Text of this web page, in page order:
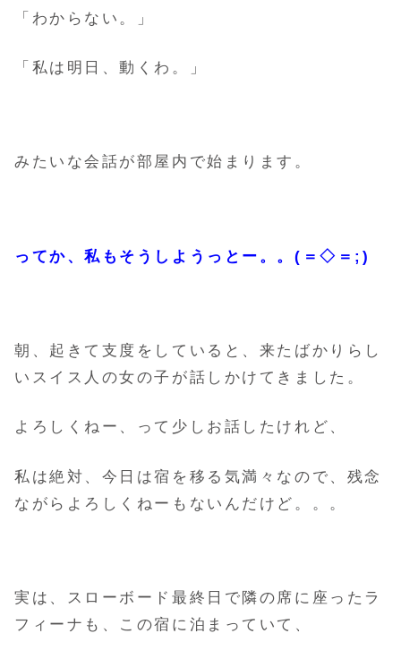
「わからない。」
「私は明日、動くわ。」
みたいな会話が部屋内で始まります。
ってか、私もそうしようっとー。。(＝◇＝;)
朝、起きて支度をしていると、来たばかりらし
いスイス人の女の子が話しかけてきました。
よろしくねー、って少しお話したけれど、
私は絶対、今日は宿を移る気満々なので、残念
ながらよろしくねーもないんだけど。。。
実は、スローボード最終日で隣の席に座ったラ
フィーナも、この宿に泊まっていて、